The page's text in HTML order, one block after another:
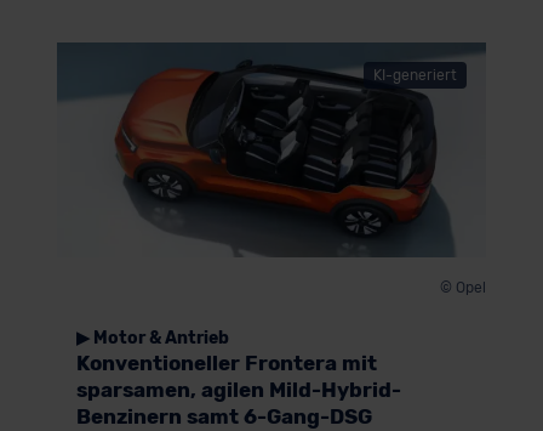
KI-generiert
© Opel
▶ Motor & Antrieb
Konventioneller Frontera mit
sparsamen, agilen Mild-Hybrid-
Benzinern samt 6-Gang-DSG